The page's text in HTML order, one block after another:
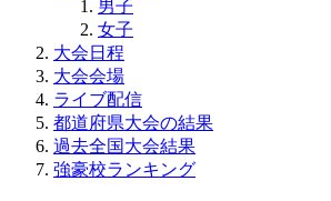
男子
女子
大会日程
大会会場
ライブ配信
都道府県大会の結果
過去全国大会結果
強豪校ランキング